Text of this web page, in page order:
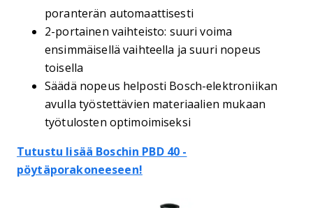
poranterän automaattisesti
2-portainen vaihteisto: suuri voima
ensimmäisellä vaihteella ja suuri nopeus
toisella
Säädä nopeus helposti Bosch-elektroniikan
avulla työstettävien materiaalien mukaan
työtulosten optimoimiseksi
Tutustu lisää Boschin PBD 40 -
pöytäporakoneeseen!